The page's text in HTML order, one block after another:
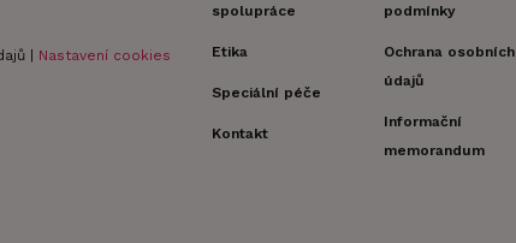
Nastavení cookies
spolupráce
Etika
Speciální péče
Kontakt
podmínky
Ochrana osobních
údajů
Informační
memorandum